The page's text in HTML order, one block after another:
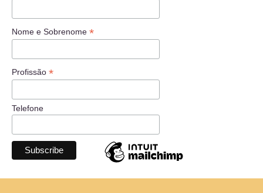
Nome e Sobrenome *
Profissão *
Telefone